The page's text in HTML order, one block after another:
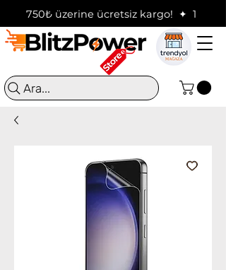
750₺ üzerine ücretsiz kargo!  ✦
Ara...